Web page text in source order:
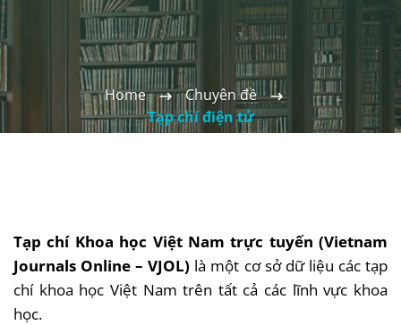
Home
Chuyên đề
Tạp chí điện tử
Tạp chí Khoa học Việt Nam trực tuyến (Vietnam
Journals Online – VJOL) là một cơ sở dữ liệu các tạp
chí khoa học Việt Nam trên tất cả các lĩnh vực khoa
học.